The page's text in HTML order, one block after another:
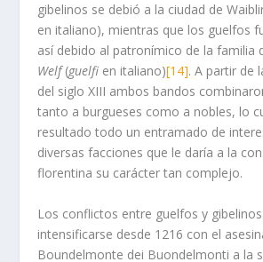
gibelinos se debió a la ciudad de
en italiano), mientras que los guelfos
así debido al patronímico de la familia
Welf(guelfi en italiano)[14]. A partir de
del siglo XIII ambos bandos
tanto a burgueses como a nobles, lo
resultado todo un entramado de
diversas facciones que le daría a la
florentina su carácter tan complejo.
Los conflictos entre guelfos y
intensificarse desde 1216 con el
Boundelmonte dei Buondelmonti a la